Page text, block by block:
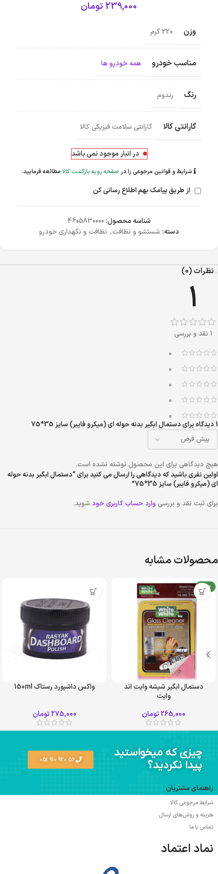
239,000 تومان
وزن 220 گرم
مناسب خودرو همه خودرو ها
رنگ رندوم
گارانتی کالا گارانتی سلامت فیزیکی کالا
در انبار موجود نمی باشد
شرایط و قوانین مرجوعی را در صفحه رویه بازگشت کالا مطالعه فرمایید.
از طریق پیامک بهم اطلاع رسانی کن
شناسه محصول: 4605830000
دسته: شستشو و نظافت, نظافت و نگهداری خودرو
نظرات (0)
1
1 نقد و بررسی
0
0
0
0
0
1 دیدگاه برای
دستمال ابگیر بدنه حوله ای (میکرو فایبر) سایز 35*75
هیچ دیدگاهی برای این محصول نوشته نشده است.
اولین نفری باشید که دیدگاهی را ارسال می کنید برای “دستمال ابگیر بدنه حوله
ای (میکرو فایبر) سایز 35*75”
برای ثبت نقد و بررسی وارد حساب کاربری خود شوید.
محصولات مشابه
جدید
دستمال ابگیر شیشه وایت اند
وایت
265,000 تومان
واکس داشبورد رستاک 150ml
275,000تومان
چیزی که میخواستید
پیدا نکردید؟
56 920 910 051
راهنمای مشتریان
شرایط مرجوعی کالا
هزینه و روش‌های ارسال
تماس با ما
نماد اعتماد